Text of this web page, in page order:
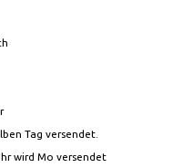
Tag versendet.
wird Mo versendet